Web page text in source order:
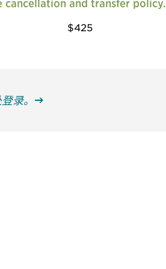
cancellation and transfer policy.
$425
录。